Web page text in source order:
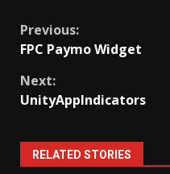
Continue
Reading
Previous:
FPC Paymo Widget
Next:
UnityAppIndicators
RELATED STORIES